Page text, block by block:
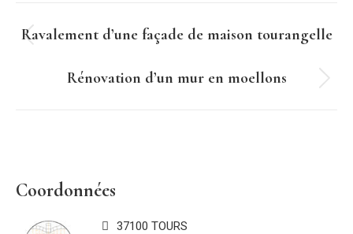
Navigation
de
commentaire
Ravalement d’une façade de maison tourangelle
Rénovation d’un mur en moellons
Coordonnées
37100 TOURS